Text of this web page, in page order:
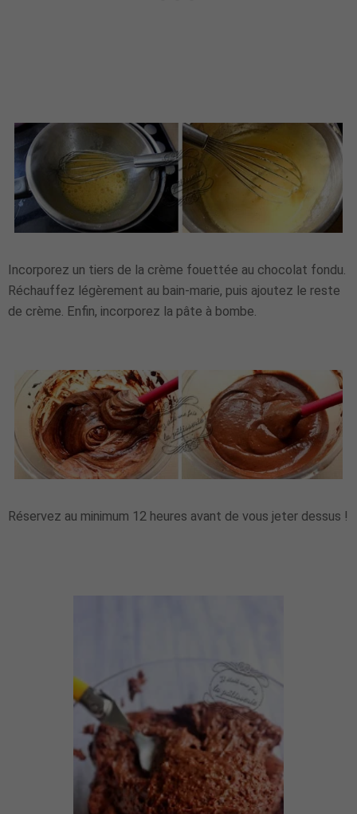
Incorporez un tiers de la crème fouettée au chocolat fondu.
Réchauffez légèrement au bain-marie, puis ajoutez le reste
de crème. Enfin, incorporez la pâte à bombe.
Réservez au minimum 12 heures avant de vous jeter dessus !